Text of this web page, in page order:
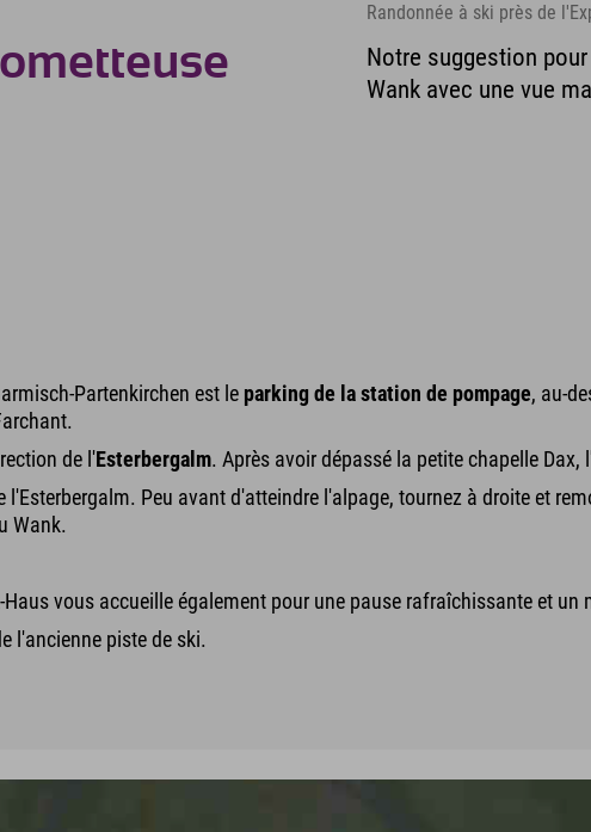
Randonnée à ski près de
Notre suggestion
Wank avec une vue
Partenkirchen est le parking de la station de pompage, au-
de l'Esterbergalm. Après avoir dépassé la petite chapelle Dax,
Peu avant d'atteindre l'alpage, tournez à droite et
Wank.
vous accueille également pour une pause rafraîchissante et un
l'ancienne piste de ski.